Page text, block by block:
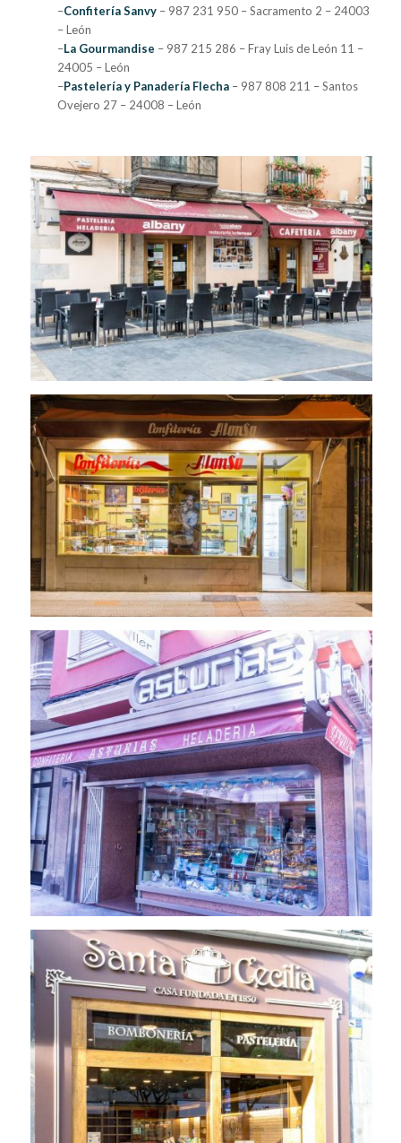
–Confitería Sanvy– 987 231 950 – Sacramento 2 – 24003
– León
–La Gourmandise – 987 215 286 – Fray Luis de León 11 –
24005 – León
–Pastelería y Panadería Flecha– 987 808 211 – Santos
Ovejero 27 – 24008 – León